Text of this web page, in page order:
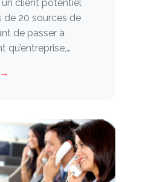
un client potentiel
de 20 sources de
de passer à
qu’entreprise,…